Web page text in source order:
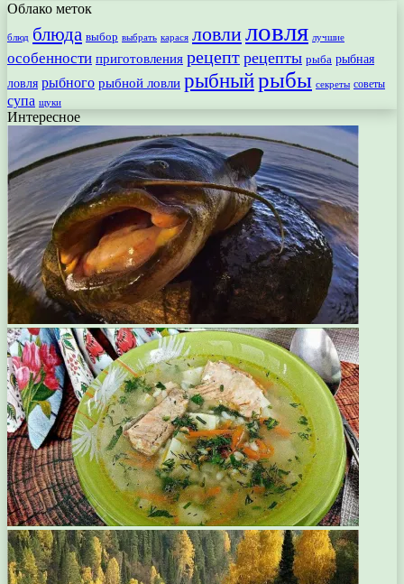
Облако меток
блюд блюда выбор выбрать карася ловлиловля лучшие
особенности приготовления рецепт рецепты рыба рыбная
ловля рыбного рыбной ловли рыбныйрыбы секреты советы
супа щуки
Интересное